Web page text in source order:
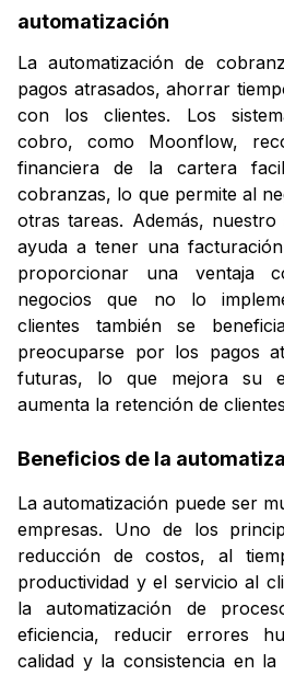
automatización
La automatización de
pagos atrasados, ahorrar
con los clientes. Los
cobro, como Moonflow,
financiera de la cartera
cobranzas, lo que permite al
otras tareas. Además,
ayuda a tener una
proporcionar una ventaja
negocios que no lo
clientes también se
preocuparse por los pagos
futuras, lo que mejora su
aumenta la retención de
Beneficios de la
La automatización puede ser
empresas. Uno de los
reducción de costos, al
productividad y el servicio al
la automatización de
eficiencia, reducir errores
calidad y la consistencia en